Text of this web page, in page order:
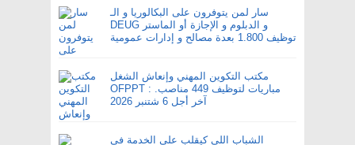
سار لمن يتوفرون على البكالوريا و الـ
DEUG و الدبلوم و الإجازة أو الماستر
توظيف 1.800 بعدة مصالح و إدارات عمومية
مكتب التكوين المهني وإنعاش الشغل
OFPPT : مباريات لتوظيف 449 مناصب.
آخر أجل 6 شتنبر 2026
الشباب اللي كيقلب على الخدمة في